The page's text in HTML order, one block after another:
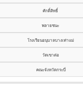
ศักดิ์สิทธิ์
พลายชนะ
โรงเรียนอนุบาลบางเท่าแม่
วัดเขาต่อ
คณะจังหวัดกระบี่